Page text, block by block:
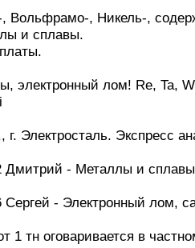
, Вольфрамо-, Никель-,
и сплавы.
электронный лом! Re, Ta,
г. Электросталь. Экспресс
Дмитрий - Металлы и
Сергей - Электронный лом,
1 тн оговаривается в